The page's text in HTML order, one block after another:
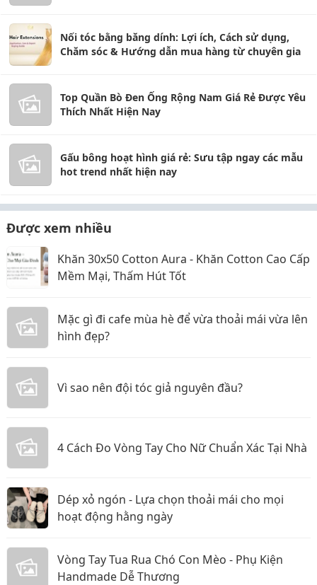
Nối tóc bằng băng dính: Lợi ích, Cách sử dụng,
Chăm sóc & Hướng dẫn mua hàng từ chuyên gia
Top Quần Bò Đen Ống Rộng Nam Giá Rẻ Được Yêu
Thích Nhất Hiện Nay
Gấu bông hoạt hình giá rẻ: Sưu tập ngay các mẫu
hot trend nhất hiện nay
Được xem nhiều
Khăn 30x50 Cotton Aura - Khăn Cotton Cao Cấp
Mềm Mại, Thấm Hút Tốt
Mặc gì đi cafe mùa hè để vừa thoải mái vừa lên
hình đẹp?
Vì sao nên đội tóc giả nguyên đầu?
4 Cách Đo Vòng Tay Cho Nữ Chuẩn Xác Tại Nhà
Dép xỏ ngón - Lựa chọn thoải mái cho mọi
hoạt động hằng ngày
Vòng Tay Tua Rua Chó Con Mèo - Phụ Kiện
Handmade Dễ Thương